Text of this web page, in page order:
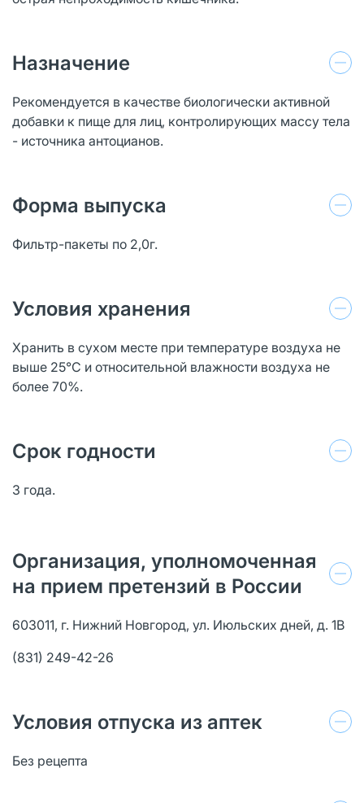
Назначение
Рекомендуется в качестве биологически активной
добавки к пище для лиц, контролирующих массу тела
- источника антоцианов.
Форма выпуска
Фильтр-пакеты по 2,0г.
Условия хранения
Хранить в сухом месте при температуре воздуха не
выше 25°С и относительной влажности воздуха не
более 70%.
Срок годности
3 года.
Организация, уполномоченная
на прием претензий в России
603011, г. Нижний Новгород, ул. Июльских дней, д. 1В
(831) 249-42-26
Условия отпуска из аптек
Без рецепта